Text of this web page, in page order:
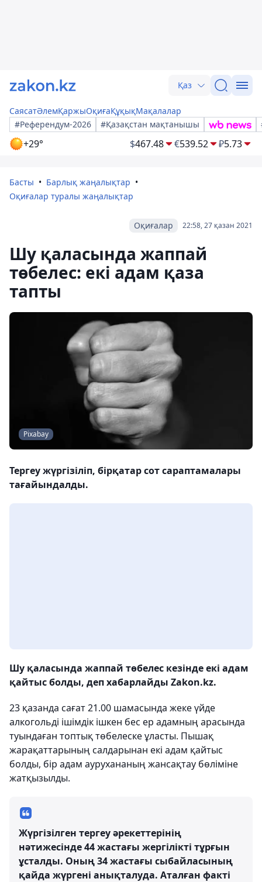
Қаз
СаясатӘлемҚаржыОқиғаҚұқықМақалалар
#Референдум-2026
#Қазақстан мақтанышы
+29° $467.48 €539.52 ₽5.73
Басты
Барлық жаңалықтар
Оқиғалар туралы жаңалықтар
22:58, 27 қазан 2021
Оқиғалар
Шу қаласында жаппай
төбелес: екі адам қаза
тапты
Pixabay
Тергеу жүргізіліп, бірқатар сот сараптамалары
тағайындалды.
Шу қаласында жаппай төбелес кезінде екі адам
қайтыс болды, деп хабарлайды Zakon.kz.
23 қазанда сағат 21.00 шамасында жеке үйде
алкогольді ішімдік ішкен бес ер адамның арасында
туындаған топтық төбелеске ұласты. Пышақ
жарақаттарының салдарынан екі адам қайтыс
болды, бір адам аурухананың жансақтау бөліміне
жатқызылды.
Жүргізілген тергеу әрекеттерінің
нәтижесінде 44 жастағы жергілікті тұрғын
ұсталды. Оның 34 жастағы сыбайласының
қайда жүргені анықталуда. Аталған факті